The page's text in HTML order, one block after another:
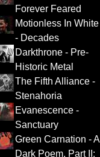
Forever Feared
Motionless In White
- Decades
Darkthrone - Pre-
Historic Metal
The Fifth Alliance -
Stenahoria
Evanescence -
Sanctuary
Green Carnation - A
Dark Poem, Part II: